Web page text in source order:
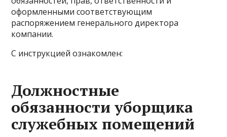
оформленными соответствующим
распоряжением генерального директора
компании.
С инструкцией ознакомлен:
Должностные
обязанности уборщика
служебных помещений